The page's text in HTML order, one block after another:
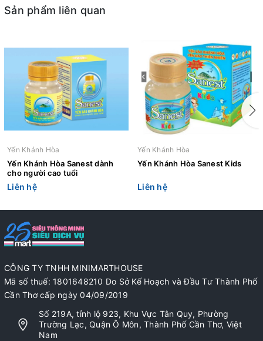
Sản phẩm liên quan
Yến Khánh Hòa
Yến Khánh Hòa Sanest dành
cho người cao tuổi
Liên hệ
Yến Khánh Hòa
Yến Khánh Hòa Sanest Kids
Liên hệ
CÔNG TY TNHH MINIMARTHOUSE
Mã số thuế: 1801648210 Do Sở Kế Hoạch và Đầu Tư Thành Phố
Cần Thơ cấp ngày 04/09/2019
Số 219A, tỉnh lộ 923, Khu Vực Tân Quy, Phường
Trường Lạc, Quận Ô Môn, Thành Phố Cần Thơ, Việt
Nam